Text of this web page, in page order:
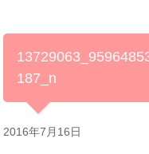
187_n
2016年7月16日